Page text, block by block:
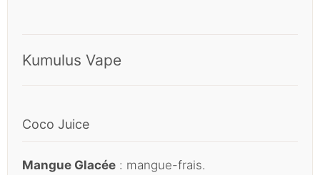
Kumulus Vape
Coco Juice
Mangue Glacée : mangue-frais.